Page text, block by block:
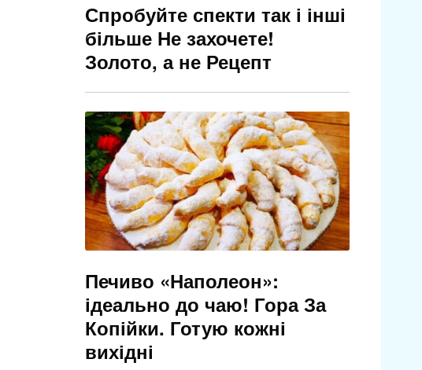
Спробуйте спекти так і інші
більше Не захочете!
Золото, а не Рецепт
Печиво «Наполеон»:
ідеально до чаю! Гора За
Копійки. Готую кожні
вихідні